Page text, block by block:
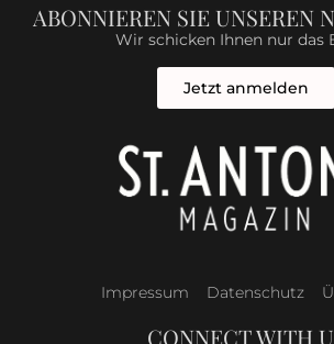
ABONNIEREN SIE UNSEREN
Wir schicken Ihnen nur das
Jetzt anmelden
Impressum Datenschutz
CONNECT WITH